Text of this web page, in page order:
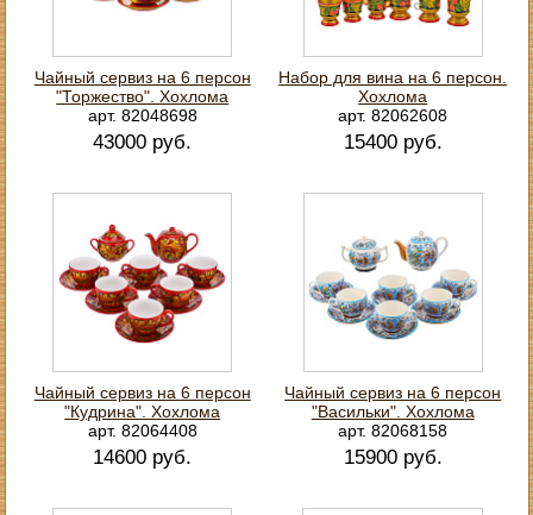
Чайный сервиз на 6 персон
"Торжество". Хохлома
арт. 82048698
43000 руб.
Набор для вина на 6 персон.
Хохлома
арт. 82062608
15400 руб.
Чайный сервиз на 6 персон
"Кудрина". Хохлома
арт. 82064408
14600 руб.
Чайный сервиз на 6 персон
"Васильки". Хохлома
арт. 82068158
15900 руб.